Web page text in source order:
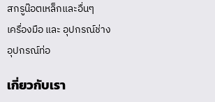
สกรูน๊อตเหล็กและอื่นๆ
เครื่องมือ และ อุปกรณ์ช่าง
อุปกรณ์ท่อ
เกี่ยวกับเรา